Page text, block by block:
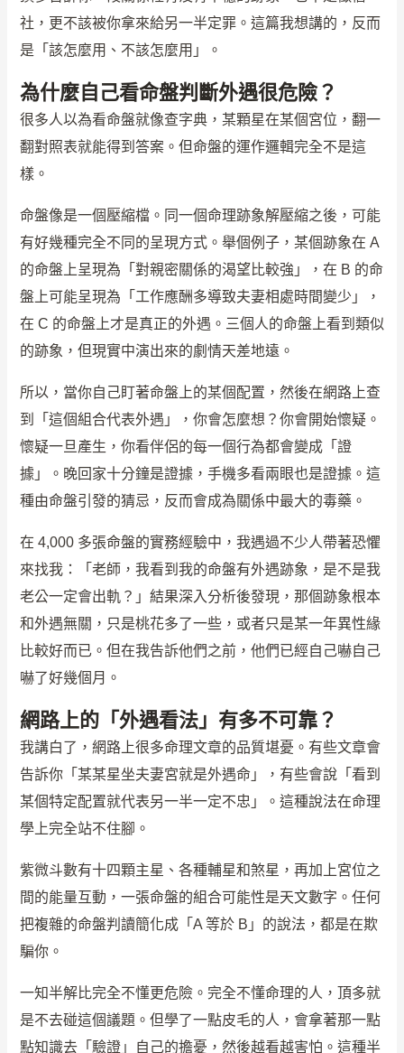
社，更不該被你拿來給另一半定罪。這篇我想講的，反而
是「該怎麼用、不該怎麼用」。
為什麼自己看命盤判斷外遇很危險？
很多人以為看命盤就像查字典，某顆星在某個宮位，翻一
翻對照表就能得到答案。但命盤的運作邏輯完全不是這
樣。
命盤像是一個壓縮檔。同一個命理跡象解壓縮之後，可能
有好幾種完全不同的呈現方式。舉個例子，某個跡象在 A
的命盤上呈現為「對親密關係的渴望比較強」，在 B 的命
盤上可能呈現為「工作應酬多導致夫妻相處時間變少」，
在 C 的命盤上才是真正的外遇。三個人的命盤上看到類似
的跡象，但現實中演出來的劇情天差地遠。
所以，當你自己盯著命盤上的某個配置，然後在網路上查
到「這個組合代表外遇」，你會怎麼想？你會開始懷疑。
懷疑一旦產生，你看伴侶的每一個行為都會變成「證
據」。晚回家十分鐘是證據，手機多看兩眼也是證據。這
種由命盤引發的猜忌，反而會成為關係中最大的毒藥。
在 4,000 多張命盤的實務經驗中，我遇過不少人帶著恐懼
來找我：「老師，我看到我的命盤有外遇跡象，是不是我
老公一定會出軌？」結果深入分析後發現，那個跡象根本
和外遇無關，只是桃花多了一些，或者只是某一年異性緣
比較好而已。但在我告訴他們之前，他們已經自己嚇自己
嚇了好幾個月。
網路上的「外遇看法」有多不可靠？
我講白了，網路上很多命理文章的品質堪憂。有些文章會
告訴你「某某星坐夫妻宮就是外遇命」，有些會說「看到
某個特定配置就代表另一半一定不忠」。這種說法在命理
學上完全站不住腳。
紫微斗數有十四顆主星、各種輔星和煞星，再加上宮位之
間的能量互動，一張命盤的組合可能性是天文數字。任何
把複雜的命盤判讀簡化成「A 等於 B」的說法，都是在欺
騙你。
一知半解比完全不懂更危險。完全不懂命理的人，頂多就
是不去碰這個議題。但學了一點皮毛的人，會拿著那一點
點知識去「驗證」自己的擔憂，然後越看越害怕。這種半